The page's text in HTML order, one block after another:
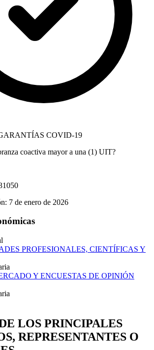
COVID-19
coactiva mayor a una (1) UIT?
7 de enero de 2026
PROFESIONALES, CIENTÍFICAS Y
Y ENCUESTAS DE OPINIÓN
LOS PRINCIPALES
REPRESENTANTES O